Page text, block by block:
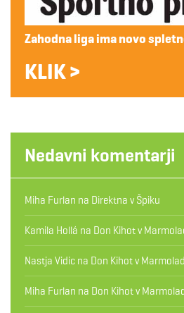
Zahodna liga ima novo
KLIK >
Nedavni komentarji
Miha Furlan na Direktna v Špiku
Kamila Hollá na Don Kihot v
Nastja Vidic na Don Kihot v
Miha Furlan na Don Kihot v